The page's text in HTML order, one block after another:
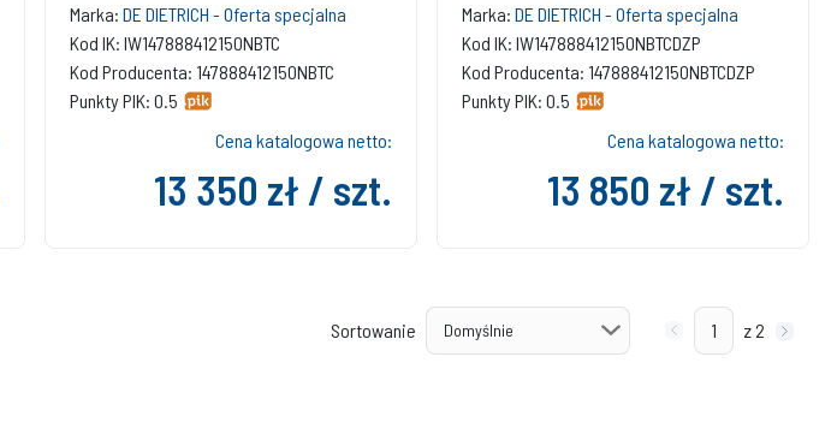
Marka: DE DIETRICH - Oferta specjalna
Kod IK: IW147888412150NBTC
Kod Producenta: 147888412150NBTC
Punkty PIK: 0.5
Cena katalogowa netto:
13 350 zł / szt.
bazowy w szacht
Marka: DE DIETRICH - Oferta specjalna
Kod IK: IW147888412150NBTCDZP
Kod Producenta: 147888412150NBTCDZP
Punkty PIK: 0.5
Cena katalogowa netto:
13 850 zł / szt.
Sortowanie z 2